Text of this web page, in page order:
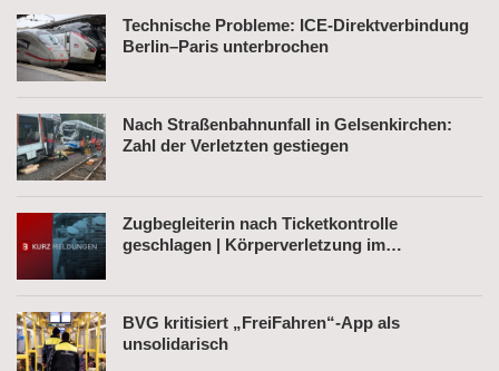
Technische Probleme: ICE-Direktverbindung
Berlin–Paris unterbrochen
Nach Straßenbahnunfall in Gelsenkirchen:
Zahl der Verletzten gestiegen
Zugbegleiterin nach Ticketkontrolle
geschlagen | Körperverletzung im
BVG kritisiert „FreiFahren“-App als
unsolidarisch